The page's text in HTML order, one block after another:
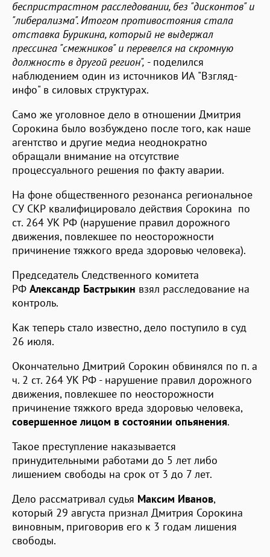
беспристрастном расследовании, без "дисконтов" и
"либерализма". Итогом противостояния стала
отставка Бурикина, который не выдержал
прессинга "смежников" и перевелся на скромную
должность в другой регион", - поделился
наблюдением один из источников ИА "Взгляд-
инфо" в силовых структурах.
Само же уголовное дело в отношении Дмитрия
Сорокина было возбуждено после того, как наше
агентство и другие медиа неоднократно
обращали внимание на отсутствие
процессуального решения по факту аварии.
На фоне общественного резонанса региональное
СУ СКР квалифицировало действия Сорокина по
ст. 264 УК РФ (нарушение правил дорожного
движения, повлекшее по неосторожности
причинение тяжкого вреда здоровью человека).
Председатель Следственного комитета
РФ Александр Бастрыкин взял расследование на
контроль.
Как теперь стало известно, дело поступило в суд
26 июля.
Окончательно Дмитрий Сорокин обвинялся по п. а
ч. 2 ст. 264 УК РФ - нарушение правил дорожного
движения, повлекшее по неосторожности
причинение тяжкого вреда здоровью человека,
совершенное лицом в состоянии опьянения.
Такое преступление наказывается
принудительными работами до 5 лет либо
лишением свободы на срок от 3 до 7 лет.
Дело рассматривал судья Максим Иванов,
который 29 августа признал Дмитрия Сорокина
виновным, приговорив его к 3 годам лишения
свободы.